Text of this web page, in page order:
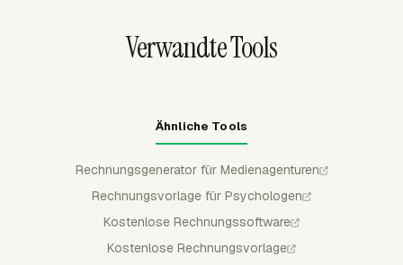
Verwandte Tools
Ähnliche Tools
Rechnungsgenerator für Medienagenturen
Rechnungsvorlage für Psychologen
Kostenlose Rechnungssoftware
Kostenlose Rechnungsvorlage